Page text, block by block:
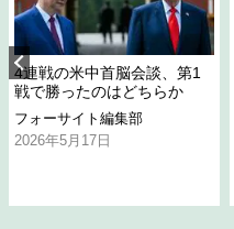
4連戦の米中首脳会談、第1
戦で勝ったのはどちらか
フォーサイト編集部
2026年5月17日